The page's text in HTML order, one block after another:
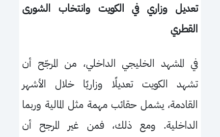
تعديل وزاري في الكويت وانتخاب الشورى
القطري
في المشهد الخليجي الداخلي، من المرجّح أن
تشهد الكويت تعديلًا وزاريًا خلال الأشهر
القادمة، يشمل حقائب مهمة مثل المالية وربما
الداخلية. ومع ذلك، فمن غير المرجح أن